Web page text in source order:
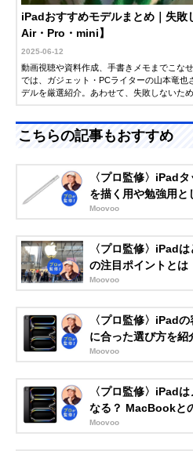
iPadおすすめモデルまとめ｜失敗
Air・Pro・mini】
2025-06-12
動画視聴や資料作成、手書きメモまでこな
では、ガジェット・PCライターの山本竜也
デルを厳選紹介。あわせて、失敗しないた
こちらの記事もおすすめ
〈プロ監修〉iPad
を描く用や勉強用と
Moovoo
〈プロ監修〉iPad
の注目ポイントとは
Moovoo
〈プロ監修〉iPad
に合った選び方を紹
Moovoo
〈プロ監修〉iPad
なる？ MacBookと
Moovoo